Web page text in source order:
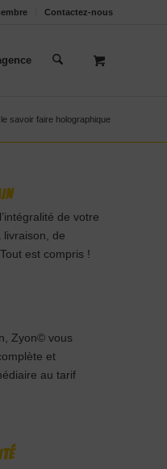
Contactez-nous
savoir faire holographique
de votre
livraison, de
est compris !
Zyon© vous
et
au tarif